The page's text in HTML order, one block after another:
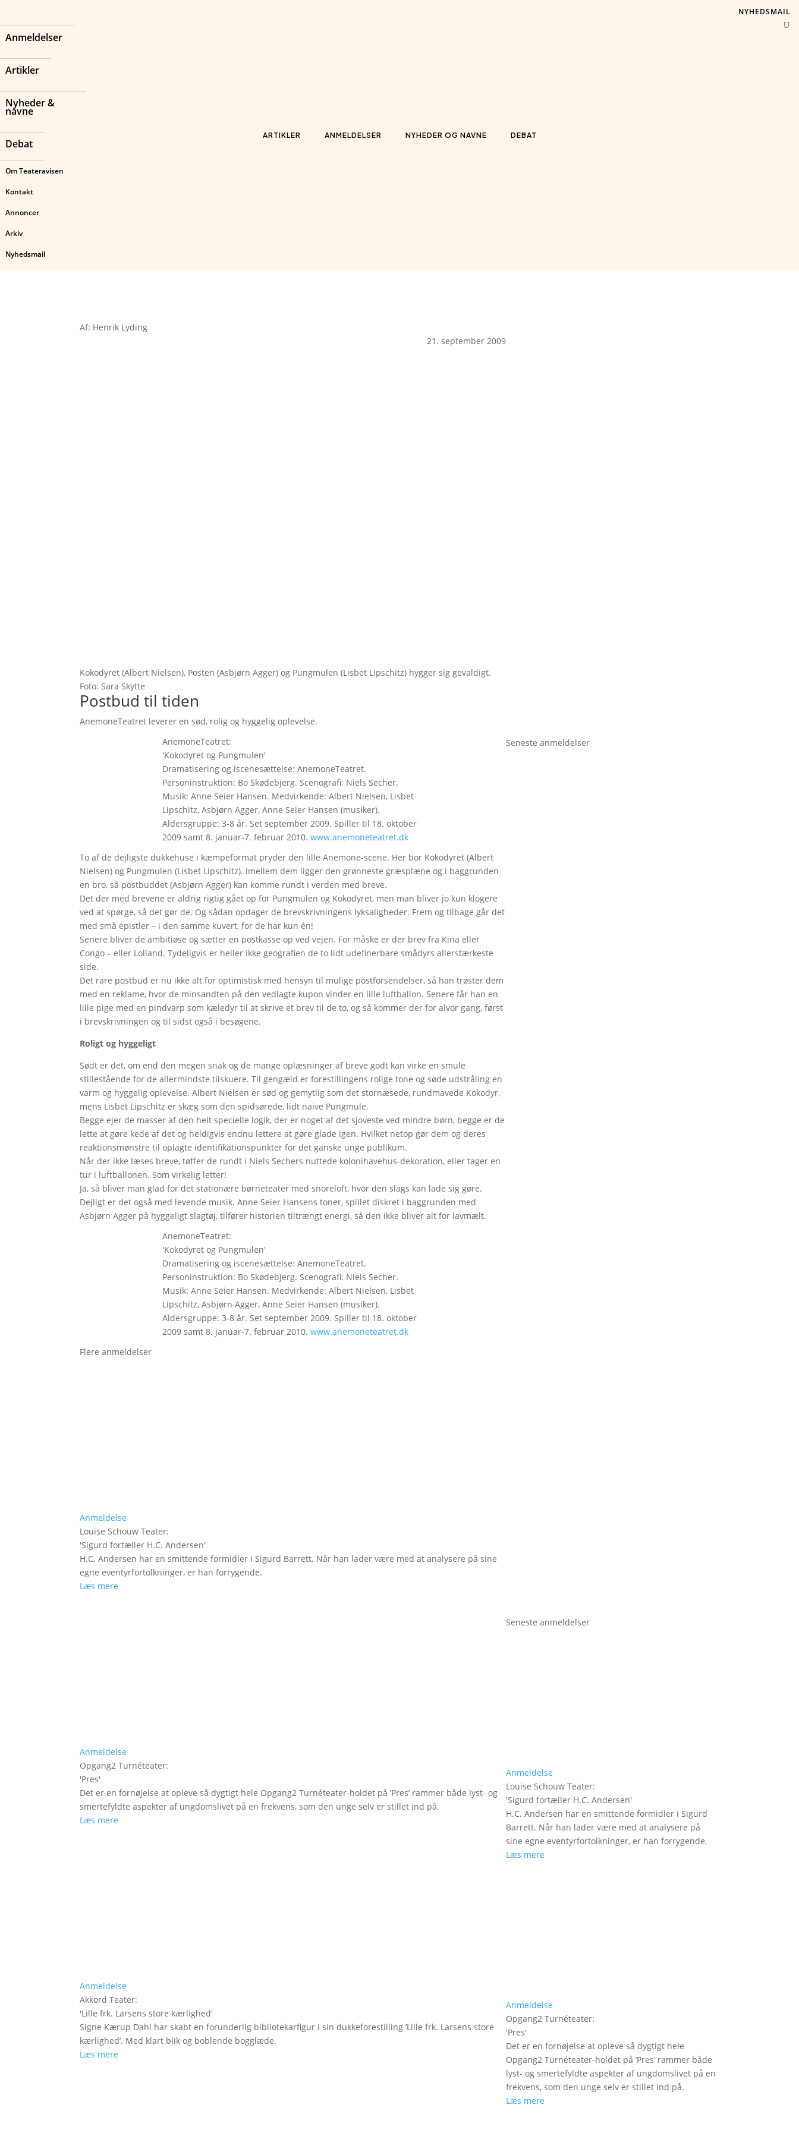
Anmeldelser
Artikler
Nyheder &
navne
Debat
Om Teateravisen
Kontakt
Annoncer
Arkiv
Nyhedsmail
ARTIKLER ANMELDELSER NYHEDER OG NAVNE DEBAT
NYHEDSMAIL
Af: Henrik Lyding
21. september 2009
Kokodyret (Albert Nielsen), Posten (Asbjørn Agger) og Pungmulen (Lisbet Lipschitz) hygger sig gevaldigt.
Foto: Sara Skytte
Postbud til tiden
AnemoneTeatret leverer en sød, rolig og hyggelig oplevelse.
AnemoneTeatret:
'Kokodyret og Pungmulen'
Dramatisering og iscenesættelse: AnemoneTeatret.
Personinstruktion: Bo Skødebjerg. Scenografi: Niels Secher.
Musik: Anne Seier Hansen. Medvirkende: Albert Nielsen, Lisbet
Lipschitz, Asbjørn Agger, Anne Seier Hansen (musiker).
Aldersgruppe: 3-8 år. Set september 2009. Spiller til 18. oktober
2009 samt 8. januar-7. februar 2010. www.anemoneteatret.dk
To af de dejligste dukkehuse i kæmpeformat pryder den lille Anemone-scene. Her bor Kokodyret (Albert
Nielsen) og Pungmulen (Lisbet Lipschitz). Imellem dem ligger den grønneste græsplæne og i baggrunden
en bro, så postbuddet (Asbjørn Agger) kan komme rundt i verden med breve.
Det der med brevene er aldrig rigtig gået op for Pungmulen og Kokodyret, men man bliver jo kun klogere
ved at spørge, så det gør de. Og sådan opdager de brevskrivningens lyksaligheder. Frem og tilbage går det
med små epistler – i den samme kuvert, for de har kun én!
Senere bliver de ambitiøse og sætter en postkasse op ved vejen. For måske er der brev fra Kina eller
Congo – eller Lolland. Tydeligvis er heller ikke geografien de to lidt udefinerbare smådyrs allerstærkeste
side.
Det rare postbud er nu ikke alt for optimistisk med hensyn til mulige postforsendelser, så han trøster dem
med en reklame, hvor de minsandten på den vedlagte kupon vinder en lille luftballon. Senere får han en
lille pige med en pindvarp som kæledyr til at skrive et brev til de to, og så kommer der for alvor gang, først
i brevskrivningen og til sidst også i besøgene.
Roligt og hyggeligt
Sødt er det, om end den megen snak og de mange oplæsninger af breve godt kan virke en smule
stillestående for de allermindste tilskuere. Til gengæld er forestillingens rolige tone og søde udstråling en
varm og hyggelig oplevelse. Albert Nielsen er sød og gemytlig som det stornæsede, rundmavede Kokodyr,
mens Lisbet Lipschitz er skæg som den spidsørede, lidt naive Pungmule.
Begge ejer de masser af den helt specielle logik, der er noget af det sjoveste ved mindre børn, begge er de
lette at gøre kede af det og heldigvis endnu lettere at gøre glade igen. Hvilket netop gør dem og deres
reaktionsmønstre til oplagte identifikationspunkter for det ganske unge publikum.
Når der ikke læses breve, tøffer de rundt i Niels Sechers nuttede kolonihavehus-dekoration, eller tager en
tur i luftballonen. Som virkelig letter!
Ja, så bliver man glad for det stationære børneteater med snoreloft, hvor den slags kan lade sig gøre.
Dejligt er det også med levende musik. Anne Seier Hansens toner, spillet diskret i baggrunden med
Asbjørn Agger på hyggeligt slagtøj, tilfører historien tiltrængt energi, så den ikke bliver alt for lavmælt.
AnemoneTeatret:
'Kokodyret og Pungmulen'
Dramatisering og iscenesættelse: AnemoneTeatret.
Personinstruktion: Bo Skødebjerg. Scenografi: Niels Secher.
Musik: Anne Seier Hansen. Medvirkende: Albert Nielsen, Lisbet
Lipschitz, Asbjørn Agger, Anne Seier Hansen (musiker).
Aldersgruppe: 3-8 år. Set september 2009. Spiller til 18. oktober
2009 samt 8. januar-7. februar 2010. www.anemoneteatret.dk
Flere anmeldelser
Anmeldelse
Louise Schouw Teater:
'Sigurd fortæller H.C. Andersen'
H.C. Andersen har en smittende formidler i Sigurd Barrett. Når han lader være med at analysere på sine
egne eventyrfortolkninger, er han forrygende.
Læs mere
Anmeldelse
Opgang2 Turnéteater:
'Pres'
Det er en fornøjelse at opleve så dygtigt hele Opgang2 Turnéteater-holdet på ’Pres’ rammer både lyst- og
smertefyldte aspekter af ungdomslivet på en frekvens, som den unge selv er stillet ind på.
Læs mere
Anmeldelse
Akkord Teater:
'Lille frk. Larsens store kærlighed'
Signe Kærup Dahl har skabt en forunderlig bibliotekarfigur i sin dukkeforestilling ’Lille frk. Larsens store
kærlighed’. Med klart blik og boblende bogglæde.
Læs mere
Seneste anmeldelser
Seneste anmeldelser
Anmeldelse
Louise Schouw Teater:
'Sigurd fortæller H.C. Andersen'
H.C. Andersen har en smittende formidler i Sigurd
Barrett. Når han lader være med at analysere på
sine egne eventyrfortolkninger, er han forrygende.
Læs mere
Anmeldelse
Opgang2 Turnéteater:
'Pres'
Det er en fornøjelse at opleve så dygtigt hele
Opgang2 Turnéteater-holdet på ’Pres’ rammer både
lyst- og smertefyldte aspekter af ungdomslivet på en
frekvens, som den unge selv er stillet ind på.
Læs mere